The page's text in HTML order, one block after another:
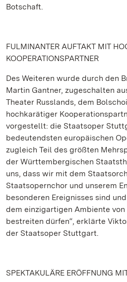
Botschaft.
FULMINANTER AUFTAKT MIT
KOOPERATIONSPARTNER
Des Weiteren wurde durch den
Martin Gantner, zugeschalten
Theater Russlands, dem
hochkarätiger
vorgestellt: die Staatsoper
bedeutendsten europäischen
zugleich Teil des größten
der Württembergischen
uns, dass wir mit dem
Staatsopernchor und unserem
besonderen Ereignisses sind
dem einzigartigen Ambiente von
bestreiten dürfen“, erklärte
der Staatsoper Stuttgart.
SPEKTAKULÄRE ERÖFFNUNG